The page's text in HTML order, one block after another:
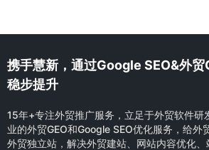
携手慧新，通过Google SEO&外贸
稳步提升
15年+专注外贸推广服务，立足于外贸软件研
业的外贸GEO和Google SEO优化服务，给外
外贸独立站，解决外贸建站、网站内容优化